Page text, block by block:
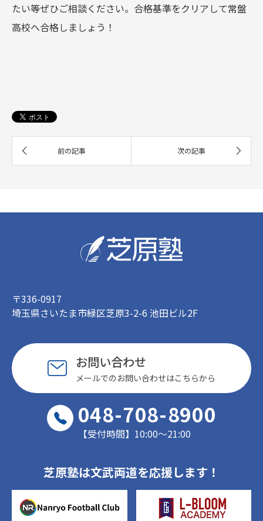
たい等ぜひご相談ください。合格基準をクリアして常盤
高校へ合格しましょう！
〒336-0917
埼玉県さいたま市緑区芝原3-2-6 池田ビル2F
お問い合わせ
メールでのお問い合わせはこちらから
048-708-8900
【受付時間】10:00〜21:00
芝原塾は文武両道を応援します！